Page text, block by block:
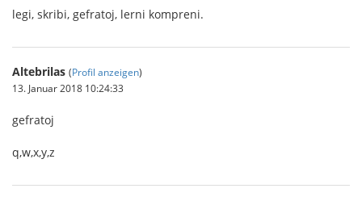
legi, skribi, gefratoj, lerni kompreni.
Altebrilas (Profil anzeigen)
13. Januar 2018 10:24:33
gefratoj
q,w,x,y,z